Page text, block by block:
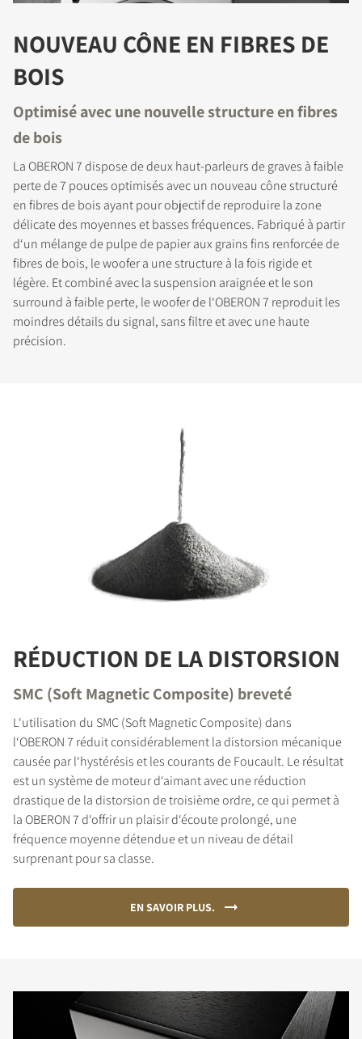
NOUVEAU CÔNE EN FIBRES DE
BOIS
Optimisé avec une nouvelle structure en fibres
de bois
La OBERON 7 dispose de deux haut-parleurs de graves à faible
perte de 7 pouces optimisés avec un nouveau cône structuré
en fibres de bois ayant pour objectif de reproduire la zone
délicate des moyennes et basses fréquences. Fabriqué à partir
d‘un mélange de pulpe de papier aux grains fins renforcée de
fibres de bois, le woofer a une structure à la fois rigide et
légère. Et combiné avec la suspension araignée et le son
surround à faible perte, le woofer de l‘OBERON 7 reproduit les
moindres détails du signal, sans filtre et avec une haute
précision.
RÉDUCTION DE LA DISTORSION
SMC (Soft Magnetic Composite) breveté
L‘utilisation du SMC (Soft Magnetic Composite) dans
l‘OBERON 7 réduit considérablement la distorsion mécanique
causée par l‘hystérésis et les courants de Foucault. Le résultat
est un système de moteur d‘aimant avec une réduction
drastique de la distorsion de troisième ordre, ce qui permet à
la OBERON 7 d‘offrir un plaisir d‘écoute prolongé, une
fréquence moyenne détendue et un niveau de détail
surprenant pour sa classe.
EN SAVOIR PLUS.